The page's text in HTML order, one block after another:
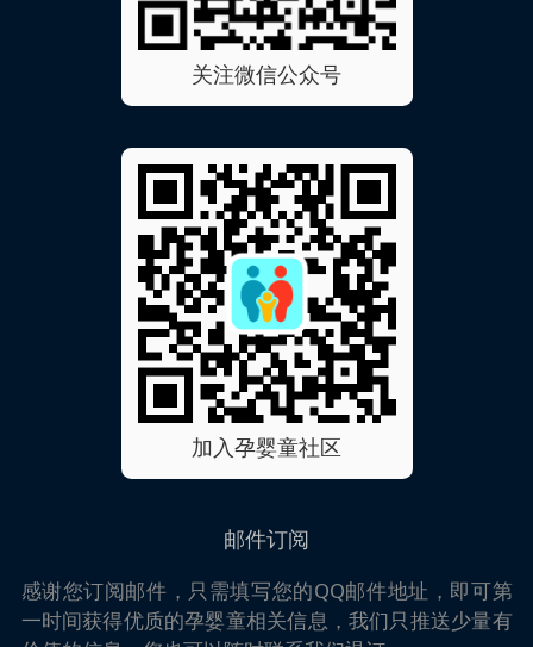
关注微信公众号
加入孕婴童社区
邮件订阅
感谢您订阅邮件，只需填写您的QQ邮件地址，即可第
一时间获得优质的孕婴童相关信息，我们只推送少量有